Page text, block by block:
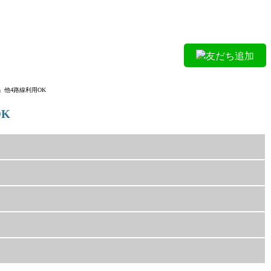
友だち追加
他4路線利用OK